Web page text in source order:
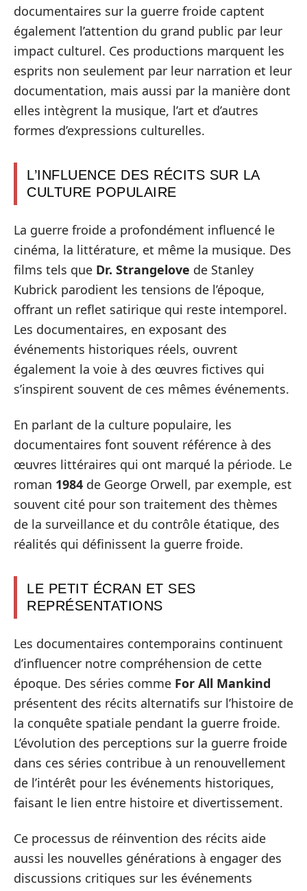
documentaires sur la guerre froide captent
également l’attention du grand public par leur
impact culturel. Ces productions marquent les
esprits non seulement par leur narration et leur
documentation, mais aussi par la manière dont
elles intègrent la musique, l’art et d’autres
formes d’expressions culturelles.
L’INFLUENCE DES RÉCITS SUR LA
CULTURE POPULAIRE
La guerre froide a profondément influencé le
cinéma, la littérature, et même la musique. Des
films tels que Dr. Strangelove de Stanley
Kubrick parodient les tensions de l’époque,
offrant un reflet satirique qui reste intemporel.
Les documentaires, en exposant des
événements historiques réels, ouvrent
également la voie à des œuvres fictives qui
s’inspirent souvent de ces mêmes événements.
En parlant de la culture populaire, les
documentaires font souvent référence à des
œuvres littéraires qui ont marqué la période. Le
roman 1984 de George Orwell, par exemple, est
souvent cité pour son traitement des thèmes
de la surveillance et du contrôle étatique, des
réalités qui définissent la guerre froide.
LE PETIT ÉCRAN ET SES
REPRÉSENTATIONS
Les documentaires contemporains continuent
d’influencer notre compréhension de cette
époque. Des séries comme For All Mankind
présentent des récits alternatifs sur l’histoire de
la conquête spatiale pendant la guerre froide.
L’évolution des perceptions sur la guerre froide
dans ces séries contribue à un renouvellement
de l’intérêt pour les événements historiques,
faisant le lien entre histoire et divertissement.
Ce processus de réinvention des récits aide
aussi les nouvelles générations à engager des
discussions critiques sur les événements